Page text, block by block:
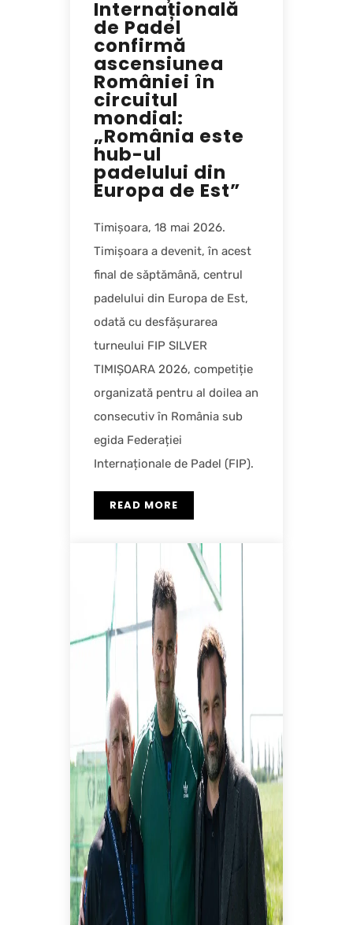
Internațională
de Padel
confirmă
ascensiunea
României în
circuitul
mondial:
„România este
hub-ul
padelului din
Europa de Est”
Timișoara, 18 mai 2026.
Timișoara a devenit, în acest
final de săptămână, centrul
padelului din Europa de Est,
odată cu desfășurarea
turneului FIP SILVER
TIMIȘOARA 2026, competiție
organizată pentru al doilea an
consecutiv în România sub
egida Federației
Internaționale de Padel (FIP).
READ MORE